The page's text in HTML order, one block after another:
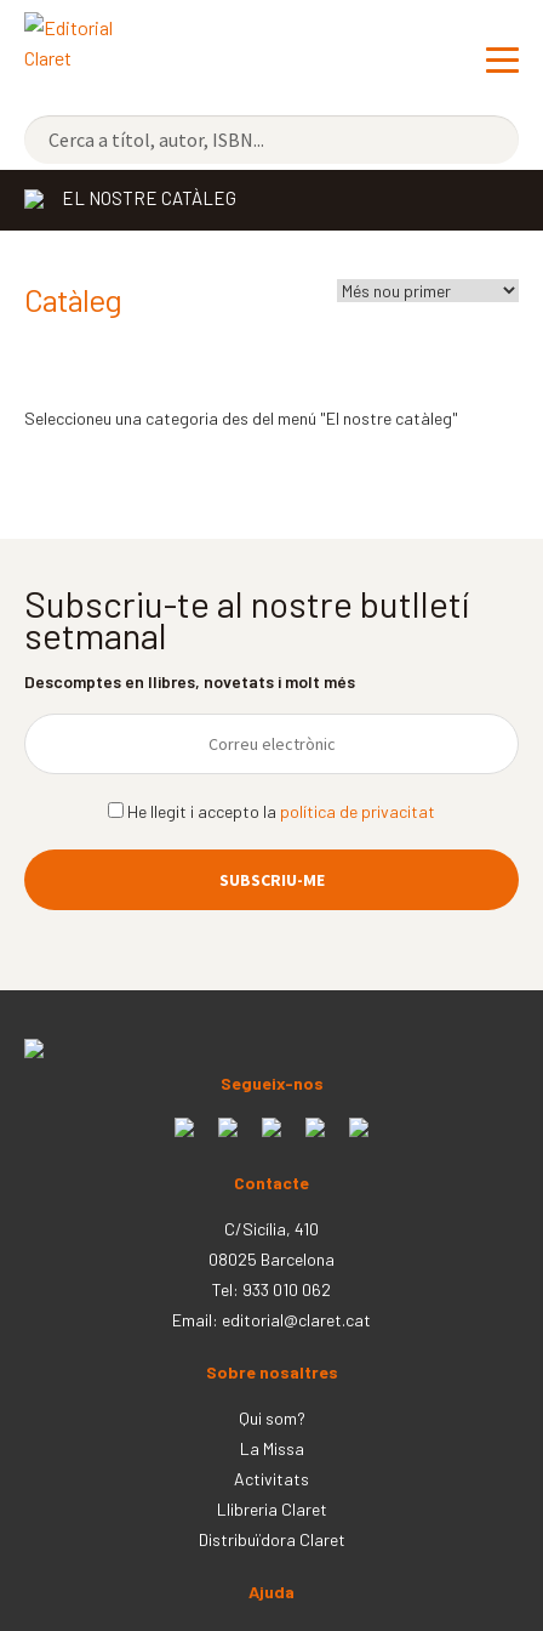
NOVETATS
ELS MÉS VENUTS
EL NOSTRE CATÀLEG
Catàleg
Seleccioneu una categoria des del menú "El nostre catàleg"
Subscriu-te al nostre butlletí
setmanal
Descomptes en llibres, novetats i molt més
He llegit i accepto la política de privacitat
Segueix-nos
Contacte
C/Sicília, 410
08025 Barcelona
Tel: 933 010 062
Email: editorial@claret.cat
Sobre nosaltres
Qui som?
La Missa
Activitats
Llibreria Claret
Distribuïdora Claret
Ajuda